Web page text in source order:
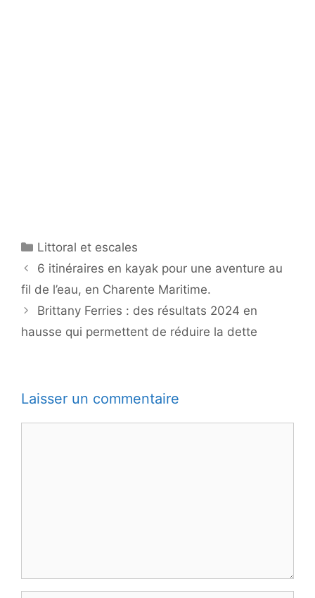
Catégories
Littoral et escales
6 itinéraires en kayak pour une aventure au
fil de l’eau, en Charente Maritime.
Brittany Ferries : des résultats 2024 en
hausse qui permettent de réduire la dette
Laisser un commentaire